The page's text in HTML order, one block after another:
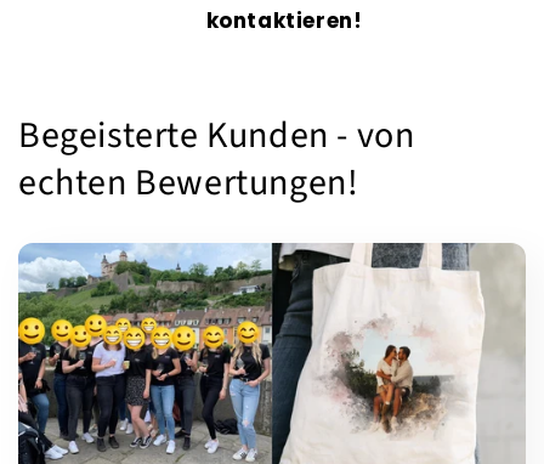
kontaktieren!
Begeisterte Kunden - von
echten Bewertungen!